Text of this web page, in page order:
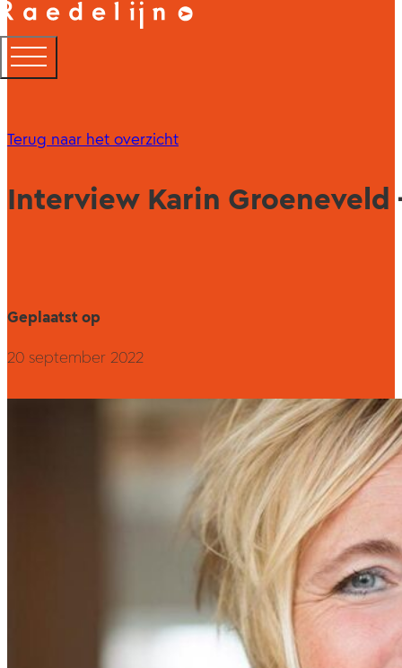
Terug naar het overzicht
Interview Karin Groeneveld
Geplaatst op
20 september 2022